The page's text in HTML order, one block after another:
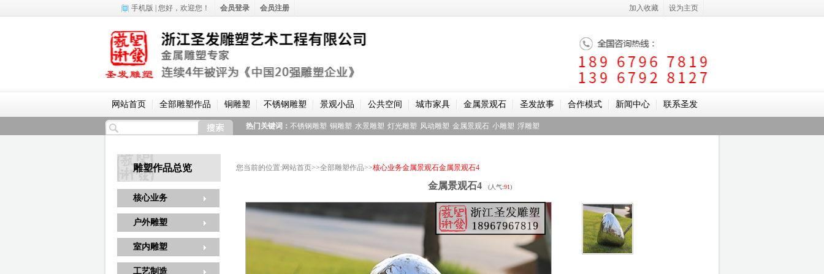
网站首页 全部雕塑作品 铜雕塑 不锈钢雕塑 景观小品 公共空间 城市家具 金属景观石 圣发故事 合作模式 新闻中心 联系圣发
热门关键词： 不锈钢雕塑 铜雕塑 水景雕塑 灯光雕塑 风动雕塑 金属景观石 小雕塑 浮雕塑
雕塑作品总览
核心业务
户外雕塑
室内雕塑
工艺制造
您当前的位置:网站首页>>全部雕塑作品>>核心业务金属景观石金属景观石4
金属景观石4 (人气:91)
手机版 | 您好， 欢迎您！ 会员登录 会员注册 加入收藏 设为主页